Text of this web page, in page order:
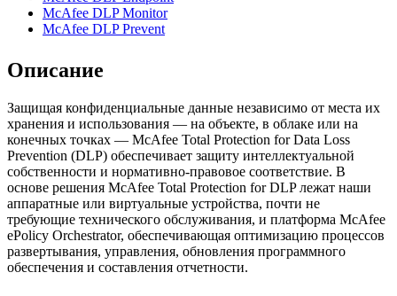
McAfee DLP Monitor
McAfee DLP Prevent
Описание
Защищая конфиденциальные данные независимо от места их
хранения и использования — на объекте, в облаке или на
конечных точках — McAfee Total Protection for Data Loss
Prevention (DLP) обеспечивает защиту интеллектуальной
собственности и нормативно-правовое соответствие. В
основе решения McAfee Total Protection for DLP лежат наши
аппаратные или виртуальные устройства, почти не
требующие технического обслуживания, и платформа McAfee
ePolicy Orchestrator, обеспечивающая оптимизацию процессов
развертывания, управления, обновления программного
обеспечения и составления отчетности.